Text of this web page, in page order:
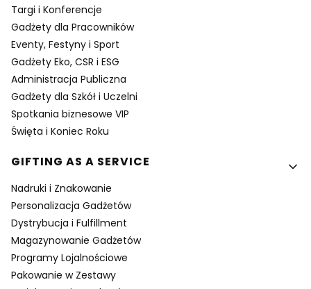
Targi i Konferencje
Gadżety dla Pracowników
Eventy, Festyny i Sport
Gadżety Eko, CSR i ESG
Administracja Publiczna
Gadżety dla Szkół i Uczelni
Spotkania biznesowe VIP
Święta i Koniec Roku
GIFTING AS A SERVICE
Nadruki i Znakowanie
Personalizacja Gadżetów
Dystrybucja i Fulfillment
Magazynowanie Gadżetów
Programy Lojalnościowe
Pakowanie w Zestawy